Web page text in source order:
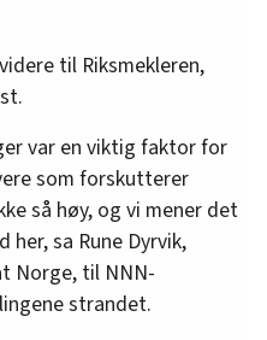
til Riksmekleren,
var en viktig faktor for
som forskutterer
så høy, og vi mener det
sa Rune Dyrvik,
Norge, til NNN-
strandet.